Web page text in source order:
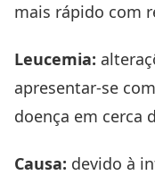
mais rápido com
Leucemia:
apresentar-se
doença em cerca
Causa: devido à